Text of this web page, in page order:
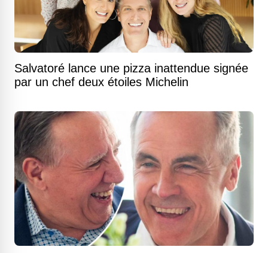
Salvatoré lance une pizza inattendue signée
par un chef deux étoiles Michelin